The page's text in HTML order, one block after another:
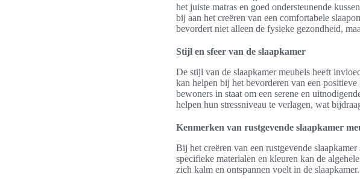
het juiste matras en goed ondersteunende
bij aan het creëren van een comfortabele
bevordert niet alleen de fysieke gezondheid,
Stijl en sfeer van de slaapkamer
De stijl van de slaapkamer meubels heeft
kan helpen bij het bevorderen van een
bewoners in staat om een serene en
helpen hun stressniveau te verlagen, wat
Kenmerken van rustgevende slaapkamer
Bij het creëren van een rustgevende
specifieke materialen en kleuren kan de
zich kalm en ontspannen voelt in de slaapkamer.